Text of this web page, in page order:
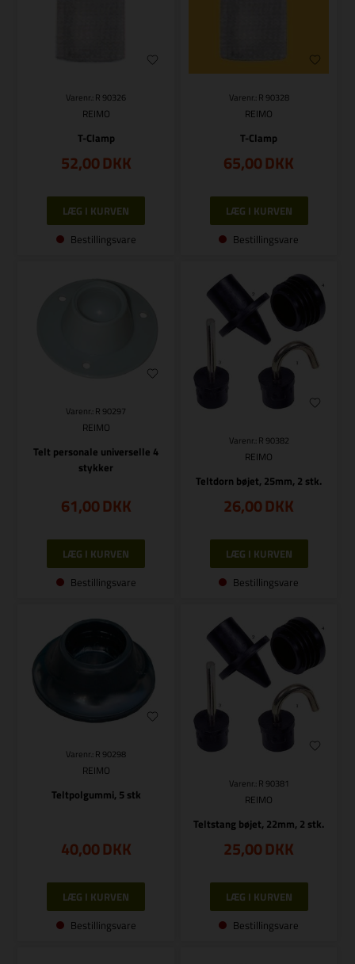
Varenr.: R 90326
REIMO
T-Clamp
52,00DKK
Bestillingsvare
Varenr.: R 90328
REIMO
T-Clamp
65,00DKK
Bestillingsvare
Varenr.: R 90297
REIMO
Telt personale universelle 4
stykker
61,00DKK
Bestillingsvare
Varenr.: R 90382
REIMO
Teltdorn bøjet, 25mm, 2 stk.
26,00DKK
Bestillingsvare
Varenr.: R 90298
REIMO
Teltpolgummi, 5 stk
40,00DKK
Bestillingsvare
Varenr.: R 90381
REIMO
Teltstang bøjet, 22mm, 2 stk.
25,00DKK
Bestillingsvare